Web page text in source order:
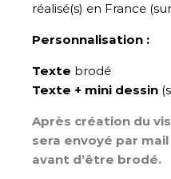
réalisé(s) en France
Personnalisation :
Texte brodé
Texte + mini dessin
Après création du
sera envoyé par
avant d’être brodé.